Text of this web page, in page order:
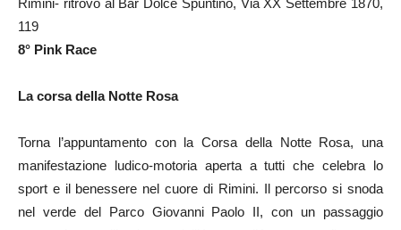
Rimini- ritrovo al Bar Dolce Spuntino, Via XX Settembre 1870,
119
8° Pink Race
La corsa della Notte Rosa
Torna l’appuntamento con la Corsa della Notte Rosa, una
manifestazione ludico-motoria aperta a tutti che celebra lo
sport e il benessere nel cuore di Rimini. Il percorso si snoda
nel verde del Parco Giovanni Paolo II, con un passaggio